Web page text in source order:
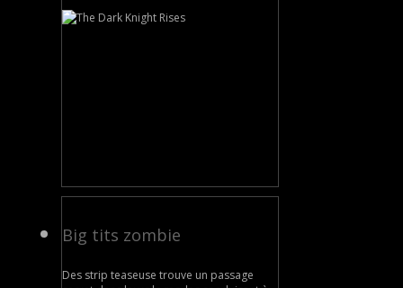
Big tits zombie
Des strip teaseuse trouve un passage